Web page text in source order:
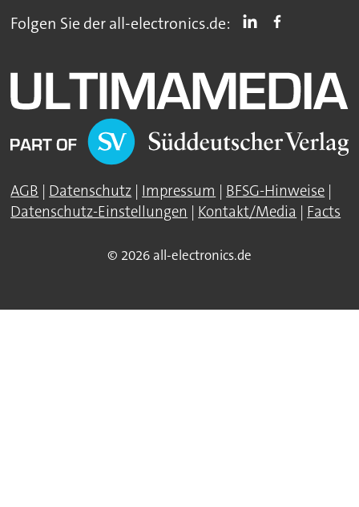
Folgen Sie der all-electronics.de:
AGB | Datenschutz | Impressum | BFSG-Hinweise |
Datenschutz-Einstellungen | Kontakt/Media | Facts
© 2026 all-electronics.de